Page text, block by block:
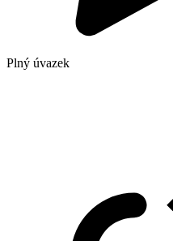
Plný úvazek